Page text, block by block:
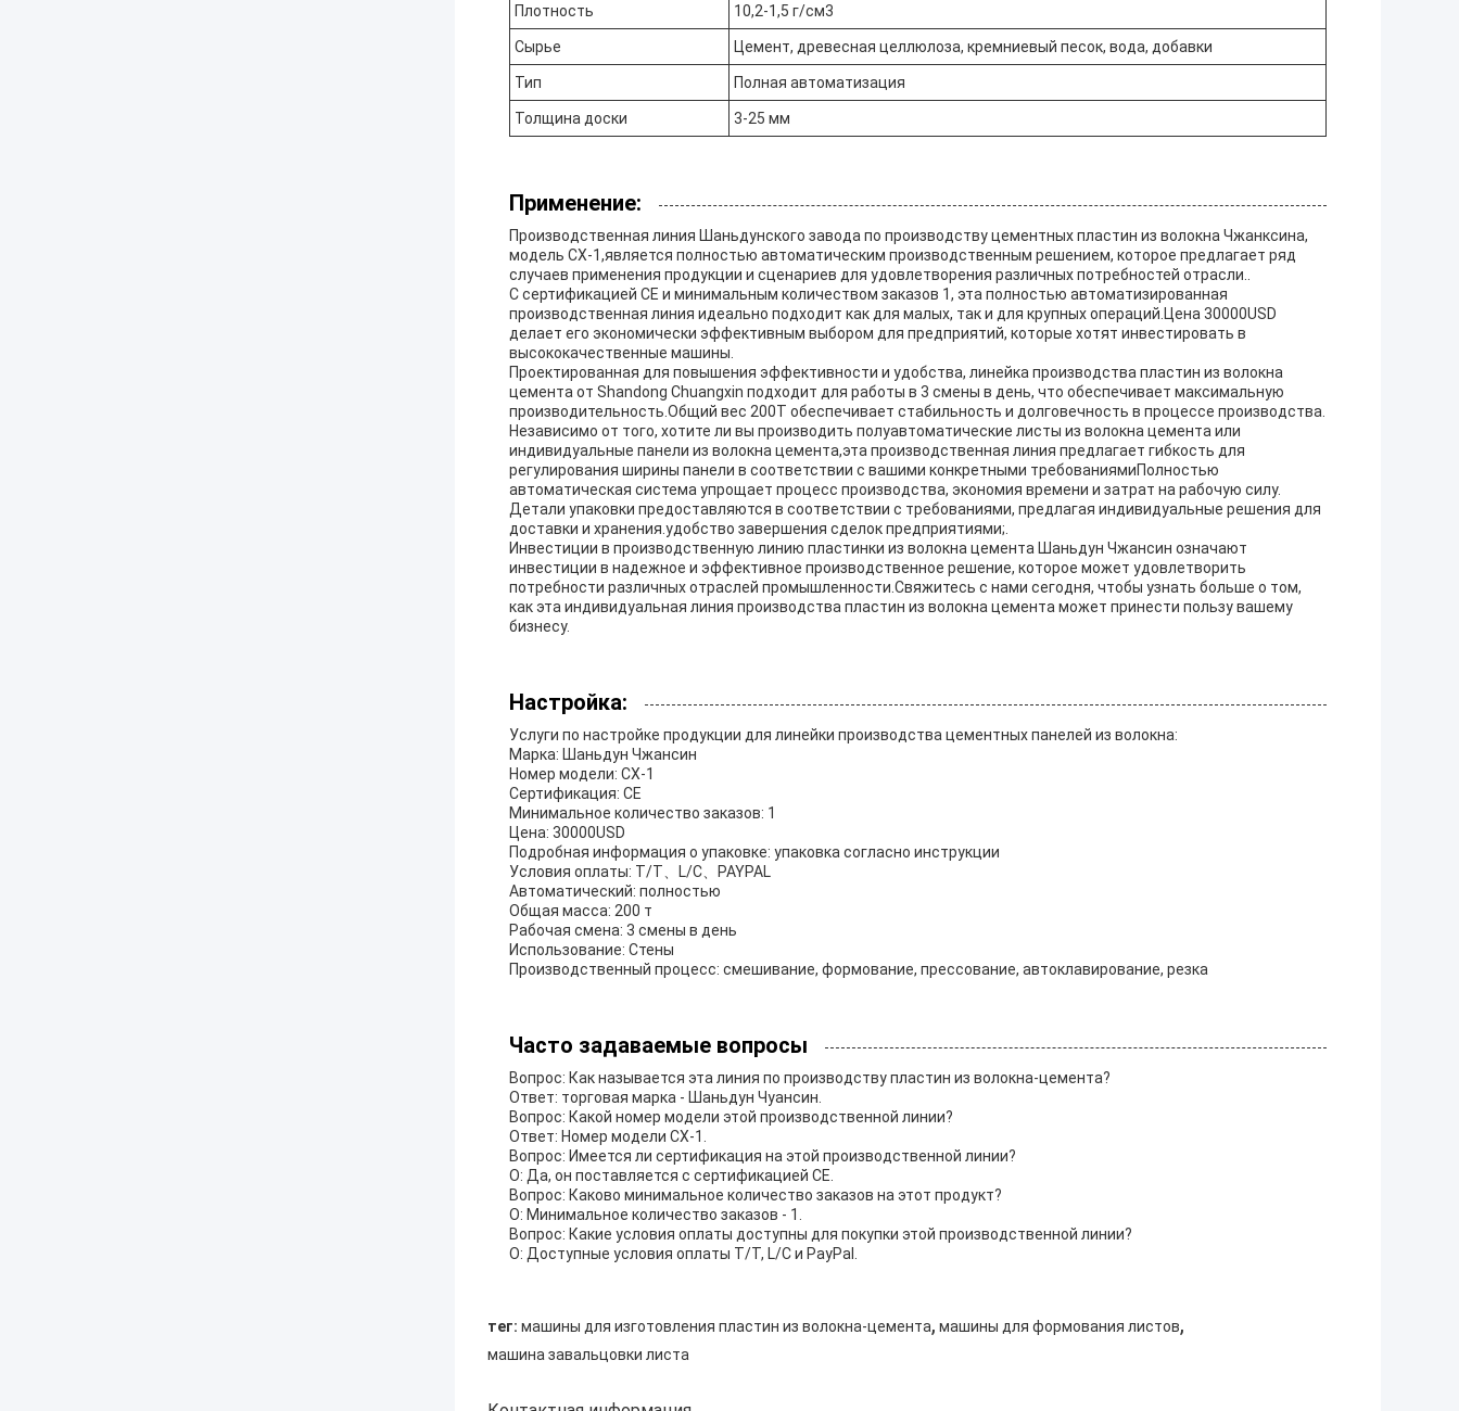
Плотность 10,2-1,5 г/см3
Сырье Цемент, древесная целлюлоза, кремниевый песок, вода, добавки
Тип Полная автоматизация
Толщина доски 3-25 мм
Применение:
Производственная линия Шаньдунского завода по производству цементных пластин из волокна Чжанксина,
модель CX-1,является полностью автоматическим производственным решением, которое предлагает ряд
случаев применения продукции и сценариев для удовлетворения различных потребностей отрасли..
С сертификацией CE и минимальным количеством заказов 1, эта полностью автоматизированная
производственная линия идеально подходит как для малых, так и для крупных операций.Цена 30000USD
делает его экономически эффективным выбором для предприятий, которые хотят инвестировать в
высококачественные машины.
Проектированная для повышения эффективности и удобства, линейка производства пластин из волокна
цемента от Shandong Chuangxin подходит для работы в 3 смены в день, что обеспечивает максимальную
производительность.Общий вес 200T обеспечивает стабильность и долговечность в процессе производства.
Независимо от того, хотите ли вы производить полуавтоматические листы из волокна цемента или
индивидуальные панели из волокна цемента,эта производственная линия предлагает гибкость для
регулирования ширины панели в соответствии с вашими конкретными требованиямиПолностью
автоматическая система упрощает процесс производства, экономия времени и затрат на рабочую силу.
Детали упаковки предоставляются в соответствии с требованиями, предлагая индивидуальные решения для
доставки и хранения.удобство завершения сделок предприятиями;.
Инвестиции в производственную линию пластинки из волокна цемента Шаньдун Чжансин означают
инвестиции в надежное и эффективное производственное решение, которое может удовлетворить
потребности различных отраслей промышленности.Свяжитесь с нами сегодня, чтобы узнать больше о том,
как эта индивидуальная линия производства пластин из волокна цемента может принести пользу вашему
бизнесу.
Настройка:
Услуги по настройке продукции для линейки производства цементных панелей из волокна:
Марка: Шаньдун Чжансин
Номер модели: CX-1
Сертификация: CE
Минимальное количество заказов: 1
Цена: 30000USD
Подробная информация о упаковке: упаковка согласно инструкции
Условия оплаты: T/T、L/C、PAYPAL
Автоматический: полностью
Общая масса: 200 т
Рабочая смена: 3 смены в день
Использование: Стены
Производственный процесс: смешивание, формование, прессование, автоклавирование, резка
Часто задаваемые вопросы
Вопрос: Как называется эта линия по производству пластин из волокна-цемента?
Ответ: торговая марка - Шаньдун Чуансин.
Вопрос: Какой номер модели этой производственной линии?
Ответ: Номер модели CX-1.
Вопрос: Имеется ли сертификация на этой производственной линии?
О: Да, он поставляется с сертификацией CE.
Вопрос: Каково минимальное количество заказов на этот продукт?
О: Минимальное количество заказов - 1.
Вопрос: Какие условия оплаты доступны для покупки этой производственной линии?
О: Доступные условия оплаты T/T, L/C и PayPal.
тег: машины для изготовления пластин из волокна-цемента, машины для формования листов,
машина завальцовки листа